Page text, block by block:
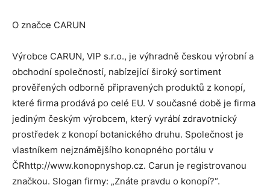
O značce CARUN
Výrobce CARUN, VlP s.r.o., je výhradně českou výrobní a
obchodní společností, nabízející široký sortiment
prověřených odborně připravených produktů z konopí,
které firma prodává po celé EU. V současné době je firma
jediným českým výrobcem, který vyrábí zdravotnický
prostředek z konopí botanického druhu. Společnost je
vlastníkem nejznámějšího konopného portálu v
ČRhttp://www.konopnyshop.cz. Carun je registrovanou
značkou. Slogan firmy: „Znáte pravdu o konopí?“.